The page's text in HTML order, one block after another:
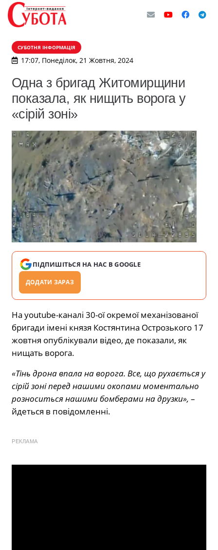
СУБОТНЯ ІНФОРМАЦІЯ
17:07, Понеділок, 21 Жовтня, 2024
Одна з бригад Житомирщини
показала, як нищить ворога у
«сірій зоні»
ПІДПИШІТЬСЯ НА НАС В GOOGLE
ДОДАТИ ЗАРАЗ
На youtube-каналі 30-ої окремої механізованої
бригади імені князя Костянтина Острозького 17
жовтня опублікували відео, де показали, як
нищать ворога.
«Тінь дрона впала на ворога. Все, що рухається у
сірій зоні перед нашими окопами моментально
розноситься нашими бомберами на друзки», –
йдеться в повідомленні.
РЕКЛАМА